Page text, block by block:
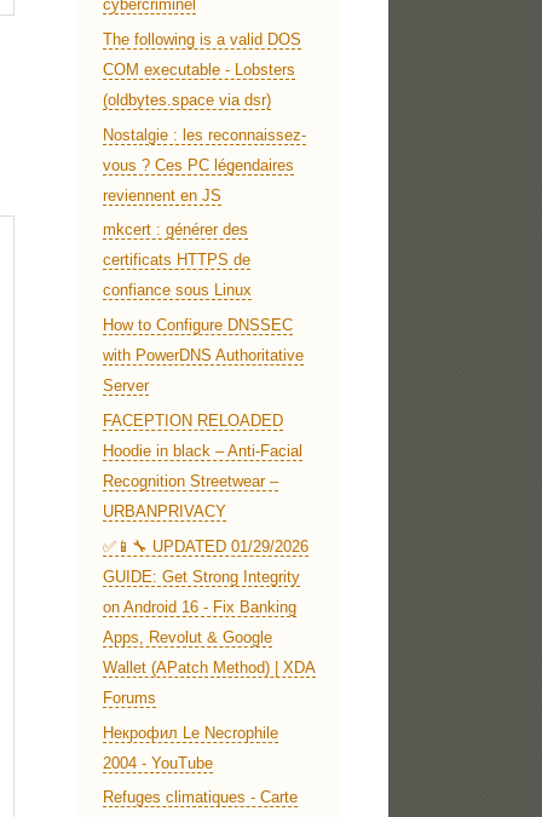
cybercriminel
The following is a valid DOS
COM executable - Lobsters
(oldbytes.space via dsr)
Nostalgie : les reconnaissez-
vous ? Ces PC légendaires
reviennent en JS
mkcert : générer des
certificats HTTPS de
confiance sous Linux
How to Configure DNSSEC
with PowerDNS Authoritative
Server
FACEPTION RELOADED
Hoodie in black – Anti-Facial
Recognition Streetwear –
URBANPRIVACY
✅📱🔧 UPDATED 01/29/2026
GUIDE: Get Strong Integrity
on Android 16 - Fix Banking
Apps, Revolut & Google
Wallet (APatch Method) | XDA
Forums
Некрофил Le Necrophile
2004 - YouTube
Refuges climatiques - Carte